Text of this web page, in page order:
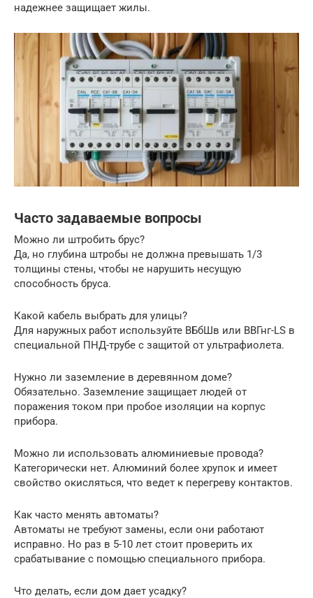
надежнее защищает жилы.
Часто задаваемые вопросы
Можно ли штробить брус?
Да, но глубина штробы не должна превышать 1/3
толщины стены, чтобы не нарушить несущую
способность бруса.
Какой кабель выбрать для улицы?
Для наружных работ используйте ВБбШв или ВВГнг-LS в
специальной ПНД-трубе с защитой от ультрафиолета.
Нужно ли заземление в деревянном доме?
Обязательно. Заземление защищает людей от
поражения током при пробое изоляции на корпус
прибора.
Можно ли использовать алюминиевые провода?
Категорически нет. Алюминий более хрупок и имеет
свойство окисляться, что ведет к перегреву контактов.
Как часто менять автоматы?
Автоматы не требуют замены, если они работают
исправно. Но раз в 5-10 лет стоит проверить их
срабатывание с помощью специального прибора.
Что делать, если дом дает усадку?